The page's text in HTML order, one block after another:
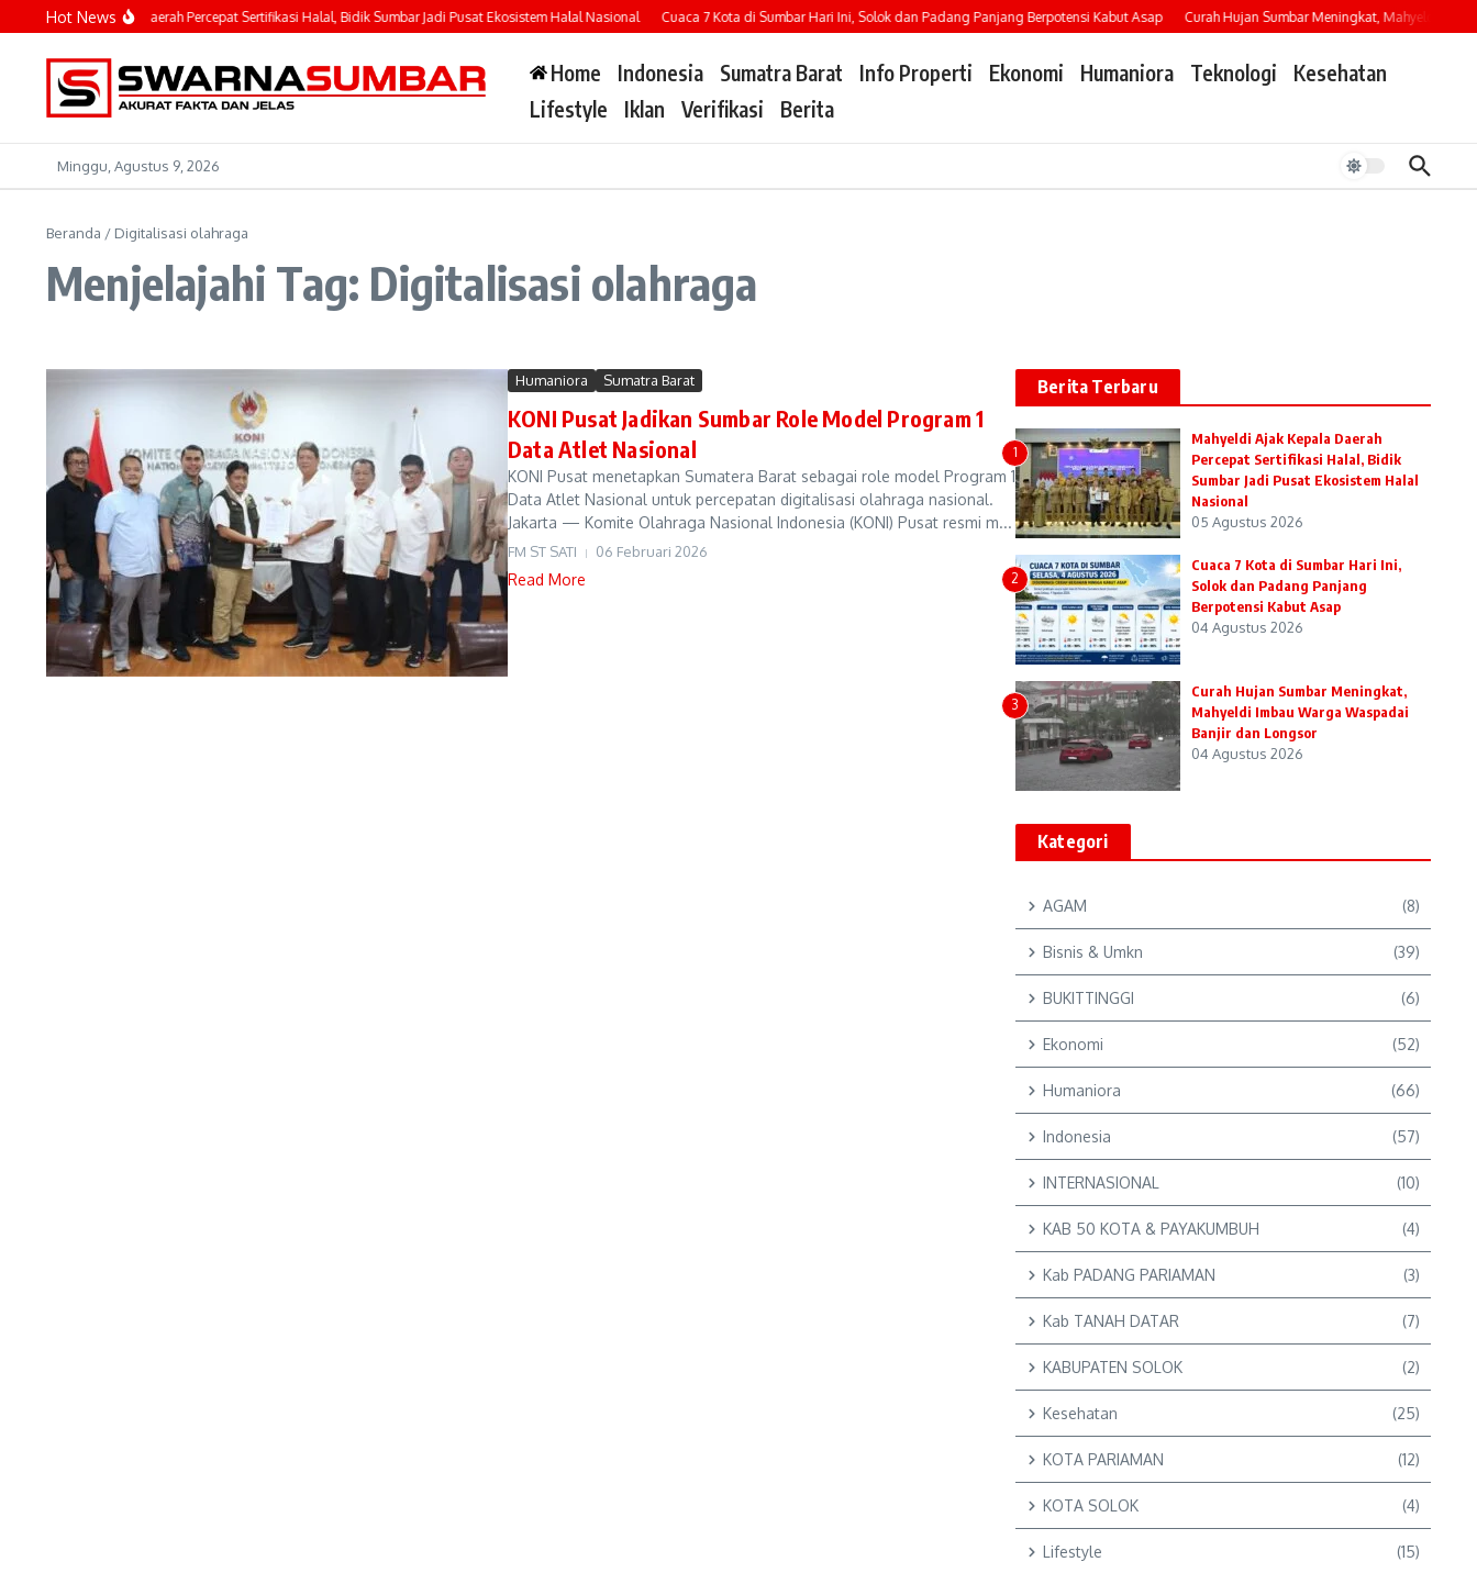
Lewati ke konten
Hot News
Ajak Kepala Daerah Percepat Sertifikasi Halal, Bidik Sumbar Jadi Pusat Ekosistem Halal Nasional Cuaca 7 Kota di Sumbar Hari Ini, Solok dan Padang Panjang Berpotensi Kabut Asap Curah Hujan Sumbar Meningkat, Mahyeldi Imbau
Home Indonesia Sumatra Barat Info Properti Ekonomi Humaniora Teknologi
Kesehatan
Lifestyle
Iklan Verifikasi Berita
Minggu, Agustus 9, 2026
Beranda / Digitalisasi olahraga
Menjelajahi Tag: Digitalisasi olahraga
Humaniora Sumatra Barat
KONI Pusat Jadikan Sumbar Role Model Program 1
Data Atlet Nasional
KONI Pusat menetapkan Sumatera Barat sebagai role model Program 1
Data Atlet Nasional untuk percepatan digitalisasi olahraga nasional.
Jakarta — Komite Olahraga Nasional Indonesia (KONI) Pusat resmi m...
FM ST SATI 06 Februari 2026
Read More
Berita Terbaru
1
Mahyeldi Ajak Kepala Daerah
Percepat Sertifikasi Halal, Bidik
Sumbar Jadi Pusat Ekosistem Halal
Nasional
05 Agustus 2026
2
Cuaca 7 Kota di Sumbar Hari Ini,
Solok dan Padang Panjang
Berpotensi Kabut Asap
04 Agustus 2026
3
Curah Hujan Sumbar Meningkat,
Mahyeldi Imbau Warga Waspadai
Banjir dan Longsor
04 Agustus 2026
Kategori
AGAM (8)
Bisnis & Umkn (39)
BUKITTINGGI (6)
Ekonomi (52)
Humaniora (66)
Indonesia (57)
INTERNASIONAL (10)
KAB 50 KOTA & PAYAKUMBUH (4)
Kab PADANG PARIAMAN (3)
Kab TANAH DATAR (7)
KABUPATEN SOLOK (2)
Kesehatan (25)
KOTA PARIAMAN (12)
KOTA SOLOK (4)
Lifestyle (15)